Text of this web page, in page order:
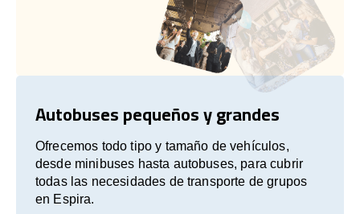
Autobuses pequeños y grandes
Ofrecemos todo tipo y tamaño de vehículos,
desde minibuses hasta autobuses, para cubrir
todas las necesidades de transporte de grupos
en Espira.